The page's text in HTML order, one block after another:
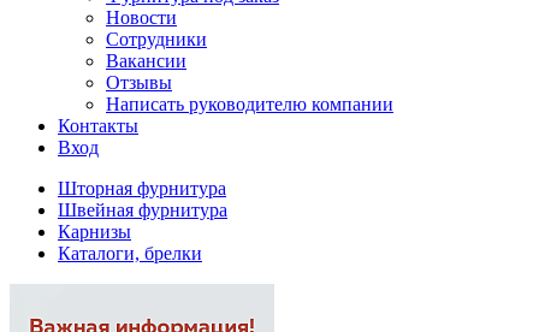
Новости
Сотрудники
Вакансии
Отзывы
Написать руководителю компании
Контакты
Вход
Шторная фурнитура
Швейная фурнитура
Карнизы
Каталоги, брелки